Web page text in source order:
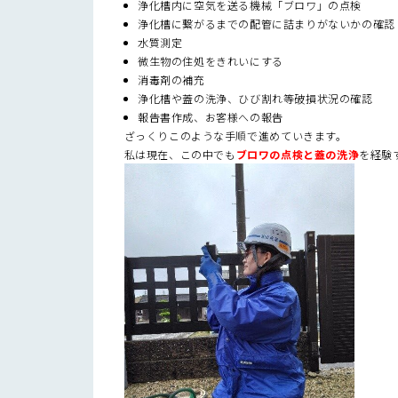
浄化槽内に空気を送る機械「ブロワ」の点検
浄化槽に繋がるまでの配管に詰まりがないかの確認
水質測定
微生物の住処をきれいにする
消毒剤の補充
浄化槽や蓋の洗浄、ひび割れ等破損状況の確認
報告書作成、お客様への報告
ざっくりこのような手順で進めていきます。
私は現在、この中でも ブロワの点検と蓋の洗浄を経験